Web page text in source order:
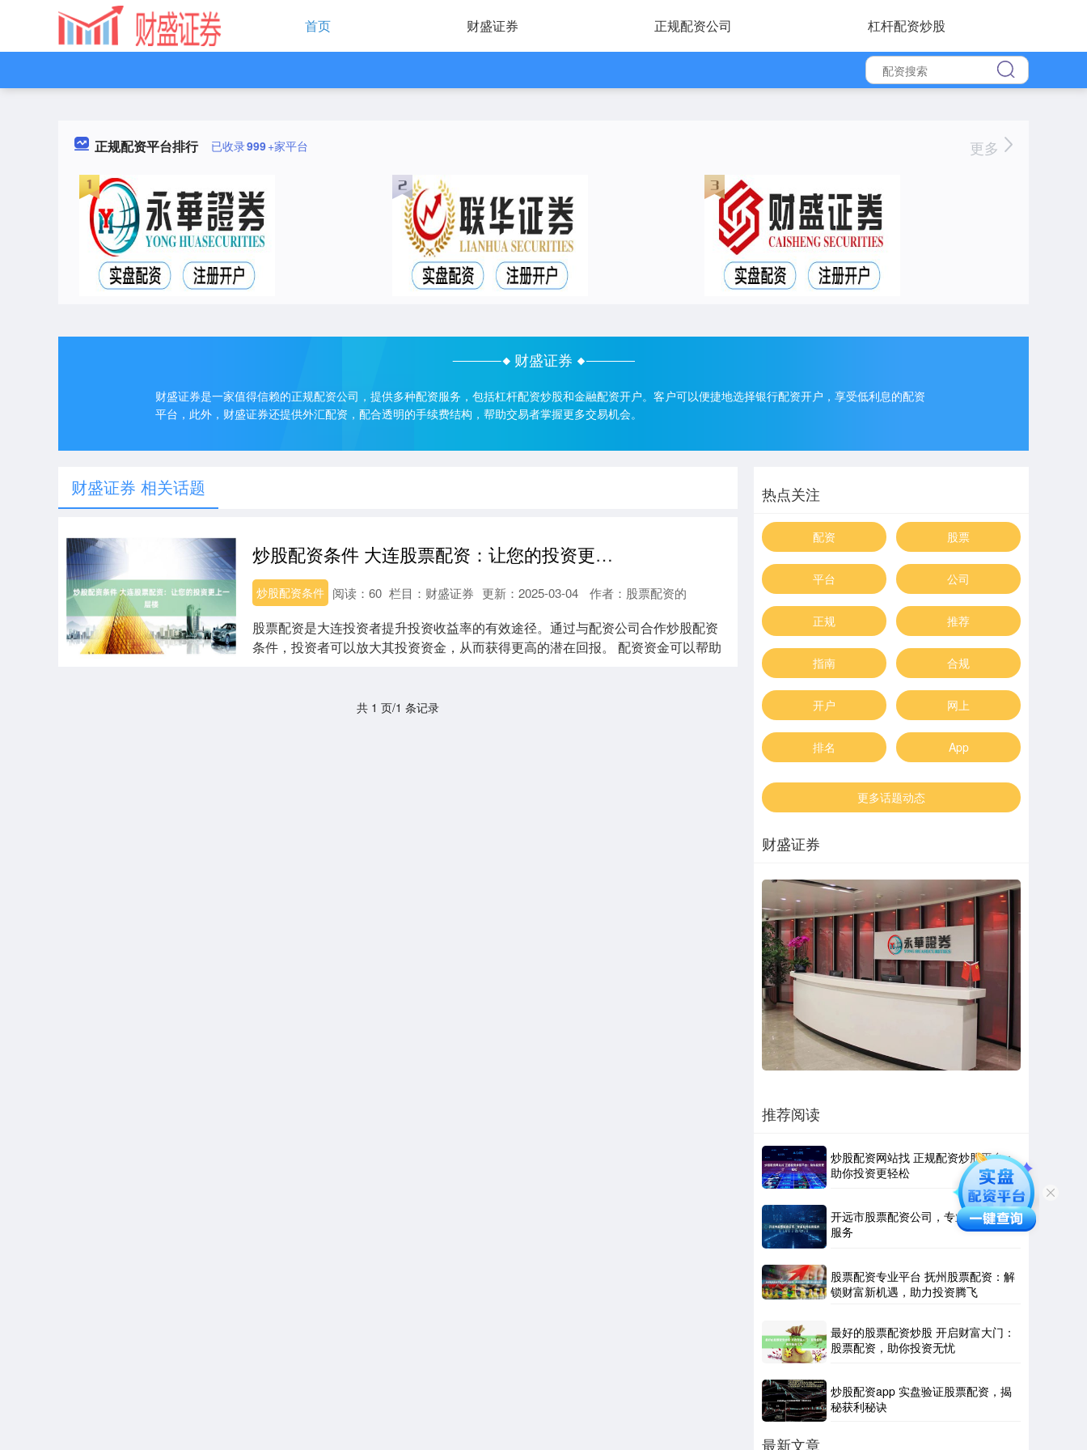
首页 财盛证券 正规配资公司 杠杆配资炒股
正规配资平台排行 已收录999+家平台 更多
财盛证券
财盛证券是一家值得信赖的正规配资公司，提供多种配资服务，包括杠杆配资炒股和金融配资开户。客户可以便捷地选择银行配资开户，享受低利息的配资
平台，此外，财盛证券还提供外汇配资，配合透明的手续费结构，帮助交易者掌握更多交易机会。
财盛证券 相关话题
炒股配资条件 大连股票配资：让您的投资更上一层楼
炒股配资条件 更新：2025-03-04 作者：股票配资的
阅读： 60 栏目： 财盛证券
股票配资是大连投资者提升投资收益率的有效途径。通过与配资公司合作炒股配资
条件，投资者可以放大其投资资金，从而获得更高的潜在回报。 配资资金可以帮助
共 1 页/1 条记录
热点关注
配资 股票
平台 公司
正规 推荐
指南 合规
开户 网上
排名 App
更多话题动态
财盛证券
推荐阅读
炒股配资网站找 正规配资炒股平台：
助你投资更轻松
开远市股票配资公司，专业杠杆投资
服务
股票配资专业平台 抚州股票配资：解
锁财富新机遇，助力投资腾飞
最好的股票配资炒股 开启财富大门：
股票配资，助你投资无忧
炒股配资app 实盘验证股票配资，揭
秘获利秘诀
最新文章